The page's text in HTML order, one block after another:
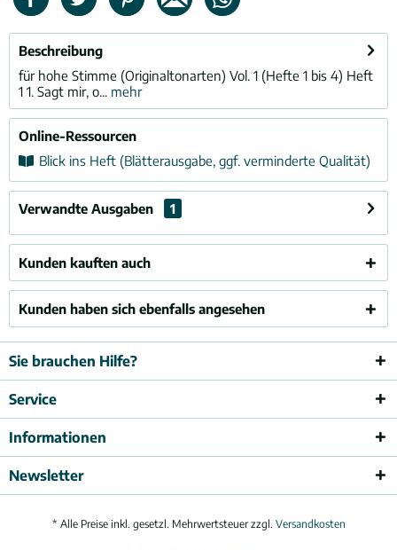
Beschreibung
für hohe Stimme (Originaltonarten) Vol. 1 (Hefte 1 bis 4) Heft
1 1. Sagt mir, o... mehr
Online-Ressourcen
Blick ins Heft (Blätterausgabe, ggf. verminderte Qualität)
Verwandte Ausgaben 1
Kunden kauften auch
Kunden haben sich ebenfalls angesehen
Sie brauchen Hilfe?
Service
Informationen
Newsletter
* Alle Preise inkl. gesetzl. Mehrwertsteuer zzgl. Versandkosten